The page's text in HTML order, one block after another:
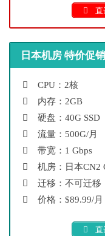
直
日本机房 特价促销
CPU：2核
内存：2GB
硬盘：40G SSD
流量：500G/月
带宽：1 Gbps
机房：日本CN2
迁移：不可迁移
价格：$89.99/
直